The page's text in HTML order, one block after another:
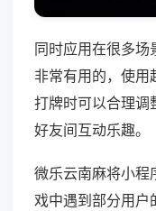
同时应用在很多
非常有用的，使用
打牌时可以合理调
好友间互动乐趣。
微乐云南麻将小程
戏中遇到部分用户